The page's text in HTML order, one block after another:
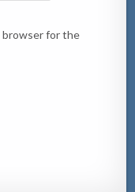
browser for the